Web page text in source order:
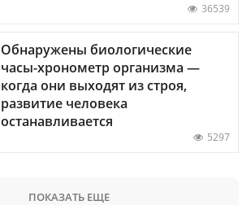
36539
Обнаружены биологические
часы-хронометр организма —
когда они выходят из строя,
развитие человека
останавливается
5297
ПОКАЗАТЬ ЕЩЕ